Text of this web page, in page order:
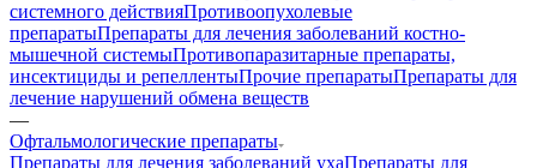
системного действияПротивоопухолевые
препаратыПрепараты для лечения заболеваний костно-
мышечной системыПротивопаразитарные препараты,
инсектициды и репеллентыПрочие препаратыПрепараты для
лечение нарушений обмена веществ
—
Офтальмологические препараты
Препараты для лечения заболеваний ухаПрепараты для